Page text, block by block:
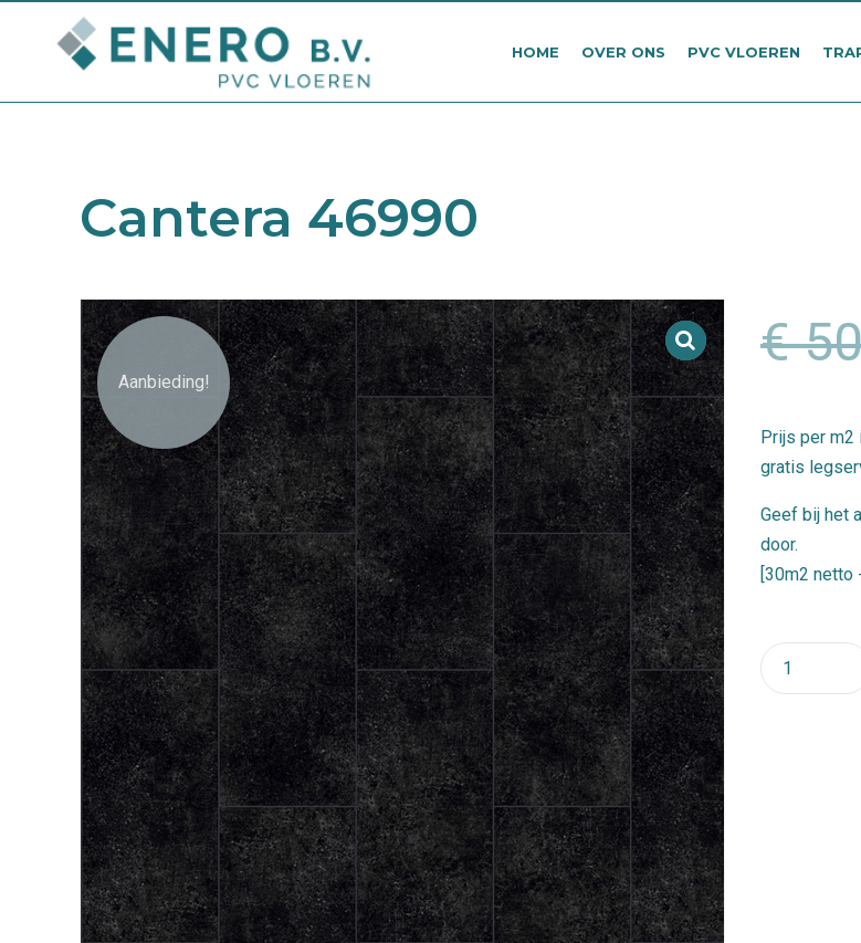
HOME OVER ONS PVC VLOEREN
Cantera 46990
Aanbieding!
€
Prijs per m2
gratis
Geef bij het
door.
[30m2 netto